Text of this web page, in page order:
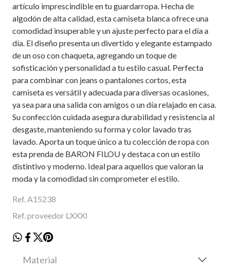
artículo imprescindible en tu guardarropa. Hecha de
algodón de alta calidad, esta camiseta blanca ofrece una
comodidad insuperable y un ajuste perfecto para el día a
día. El diseño presenta un divertido y elegante estampado
de un oso con chaqueta, agregando un toque de
sofisticación y personalidad a tu estilo casual. Perfecta
para combinar con jeans o pantalones cortos, esta
camiseta es versátil y adecuada para diversas ocasiones,
ya sea para una salida con amigos o un día relajado en casa.
Su confección cuidada asegura durabilidad y resistencia al
desgaste, manteniendo su forma y color lavado tras
lavado. Aporta un toque único a tu colección de ropa con
esta prenda de BARON FILOU y destaca con un estilo
distintivo y moderno. Ideal para aquellos que valoran la
moda y la comodidad sin comprometer el estilo.
Ref. A15238
Ref. proveedor LXXXI
Material